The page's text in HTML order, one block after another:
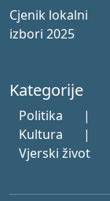
Cjenik lokalni
izbori 2025
Kategorije
Politika |
Kultura
|
Vjerski život